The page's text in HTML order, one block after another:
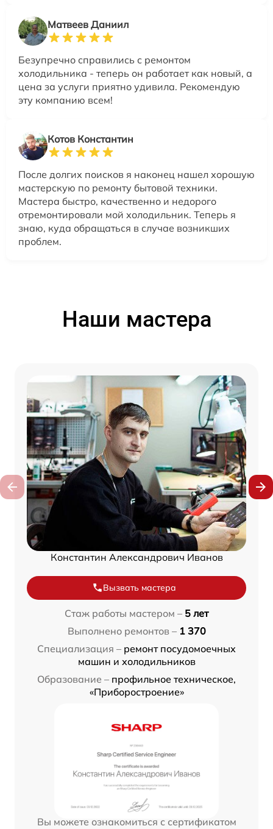
Матвеев Даниил
Безупречно справились с ремонтом
холодильника - теперь он работает как новый, а
цена за услуги приятно удивила. Рекомендую
эту компанию всем!
Котов Константин
После долгих поисков я наконец нашел хорошую
мастерскую по ремонту бытовой техники.
Мастера быстро, качественно и недорого
отремонтировали мой холодильник. Теперь я
знаю, куда обращаться в случае возникших
проблем.
Наши мастера
Константин Александрович Иванов
Вызвать мастера
Стаж работы мастером – 5 лет
Выполнено ремонтов – 1 370
Специализация – ремонт посудомоечных
машин и холодильников
Образование – профильное техническое,
«Приборостроение»
Вы можете ознакомиться с сертификатом